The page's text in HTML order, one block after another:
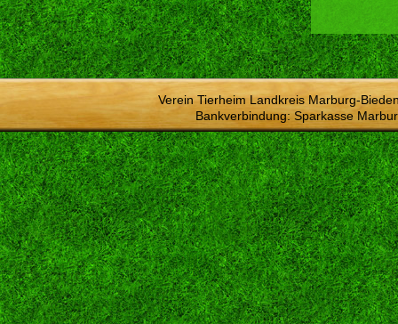
Verein Tierheim Landkreis Marburg-
Bankverbindung: Sparkasse